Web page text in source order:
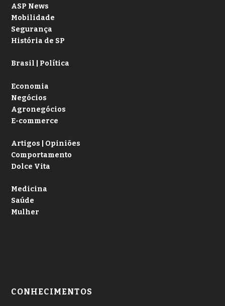
ASP News
Mobilidade
Segurança
História de SP
Brasil | Política
Economia
Negócios
Agronegócios
E-commerce
Artigos | Opiniões
Comportamento
Dolce Vita
Medicina
Saúde
Mulher
CONHECIMENTOS